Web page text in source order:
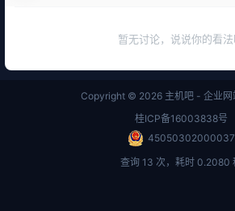
暂无讨论，说说你的看
Copyright © 2026 主机吧 - 企业
桂ICP备16003838号
45050302000037
查询 13 次，耗时 0.2080